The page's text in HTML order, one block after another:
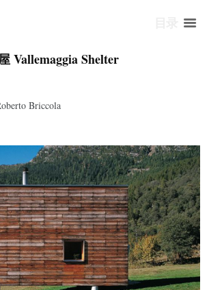
Vallemaggia Shelter
Briccola